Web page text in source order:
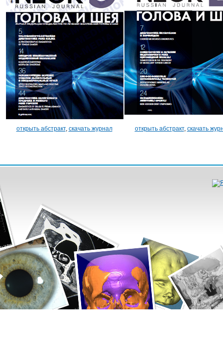
открыть абстракт, скачать журнал открыть абстракт, скачать